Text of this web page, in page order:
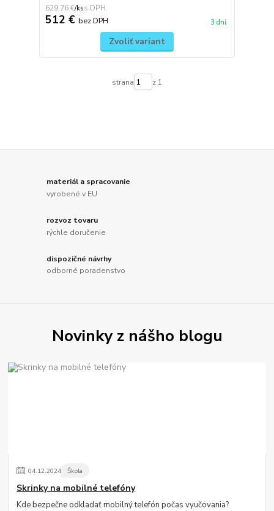
629,76 €/ks
512 € bez DPH 3 dni
Zvoliť variant
strana z 1
materiál a spracovanie
vyrobené v EU
rozvoz tovaru
rýchle doručenie
dispozičné návrhy
odborné poradenstvo
Novinky z nášho blogu
04.12.2024 Škola
Skrinky na mobilné telefóny
Kde bezpečne odkladať mobilný telefón počas vyučovania?